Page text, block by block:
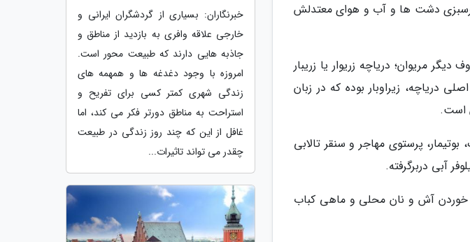
خاطر سرسبزی دشت ها و آب و هوای معتدلش
مریوان؛ دریاچه زریوار یا زریبار
دریاچه، زیراوبار بوده که در زبان
است.
مهاجر همانند اردک، بوتیمار، پرستوی مهاجر و سنقر تالابی
آبی دربرگرفته.
است و خوردن آش و نان محلی و ماهی کباب
خبرنگاران: بسیاری از گردشگران ایرانی و
خارجی علاقه وافری به بازدید از مناطق و
جاذبه هایی دارند که طبیعت محور است.
امروزه با وجود دغدغه ها و همهمه های
زندگی شهری کمتر کسی برای تفریح و
استراحت به مناطق دورتر فکر می کند، اما
غافل از این که چند روز زندگی در طبیعت
چقدر می تواند تاثیرات...